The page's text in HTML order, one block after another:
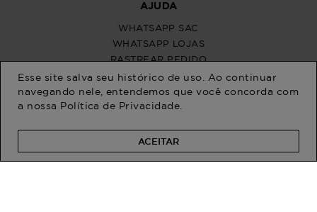
Esse site salva seu histórico de uso. Ao continuar
navegando nele, entendemos que você concorda com
a nossa Política de Privacidade
ACEITAR